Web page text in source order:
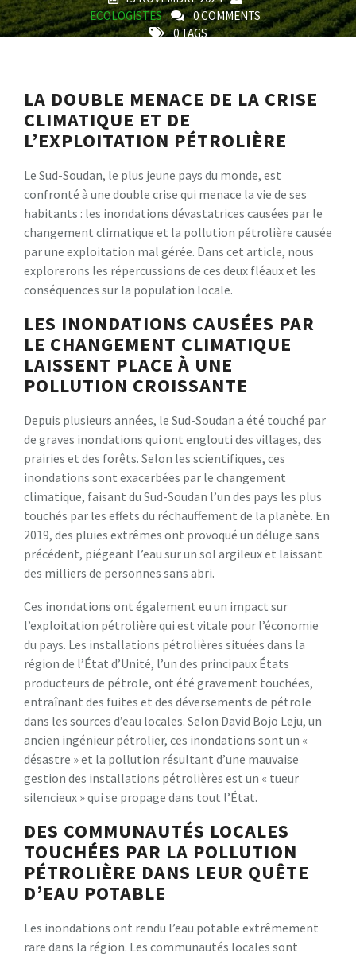
ECOLOGISTES
0 COMMENTS
0 TAGS
LA DOUBLE MENACE DE LA CRISE
CLIMATIQUE ET DE
L’EXPLOITATION PÉTROLIÈRE
Le Sud-Soudan, le plus jeune pays du monde, est
confronté à une double crise qui menace la vie de ses
habitants : les inondations dévastatrices causées par le
changement climatique et la pollution pétrolière causée
par une exploitation mal gérée. Dans cet article, nous
explorerons les répercussions de ces deux fléaux et les
conséquences sur la population locale.
LES INONDATIONS CAUSÉES PAR
LE CHANGEMENT CLIMATIQUE
LAISSENT PLACE À UNE
POLLUTION CROISSANTE
Depuis plusieurs années, le Sud-Soudan a été touché par
de graves inondations qui ont englouti des villages, des
prairies et des forêts. Selon les scientifiques, ces
inondations sont exacerbées par le changement
climatique, faisant du Sud-Soudan l’un des pays les plus
touchés par les effets du réchauffement de la planète. En
2019, des pluies extrêmes ont provoqué un déluge sans
précédent, piégeant l’eau sur un sol argileux et laissant
des milliers de personnes sans abri.
Ces inondations ont également eu un impact sur
l’exploitation pétrolière qui est vitale pour l’économie
du pays. Les installations pétrolières situées dans la
région de l’État d’Unité, l’un des principaux États
producteurs de pétrole, ont été gravement touchées,
entraînant des fuites et des déversements de pétrole
dans les sources d’eau locales. Selon David Bojo Leju, un
ancien ingénieur pétrolier, ces inondations sont un «
désastre » et la pollution résultant d’une mauvaise
gestion des installations pétrolières est un « tueur
silencieux » qui se propage dans tout l’État.
DES COMMUNAUTÉS LOCALES
TOUCHÉES PAR LA POLLUTION
PÉTROLIÈRE DANS LEUR QUÊTE
D’EAU POTABLE
Les inondations ont rendu l’eau potable extrêmement
rare dans la région. Les communautés locales sont